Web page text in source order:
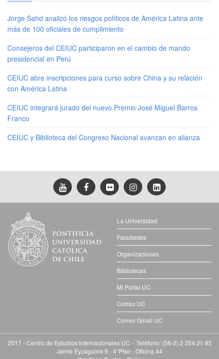
Jorge Sahd analizó los riesgos políticos de América Latina ante
más de 100 oficiales de cumplimiento
Consejeros del CEIUC participaron en el cambio de mando
presidencial en Perú
CEIUC abre inscripciones para curso sobre China y su relación
con América Latina
CEIUC integrará jurado del nuevo Premio José Miguel Barros
Franco
CEIUC y Biblioteca del Congreso Nacional avanzan en alianza
La Universidad
Facultades
Organizaciones
Bibliotecas
Mi Portal UC
Correo UC
Correo Gmail UC
2017 - Centro de Estudios Internacionales UC - Teléfono: (56-2) 2 354 21 83
Jaime Eyzaguirre 9 - 4°Piso - Oficina 44